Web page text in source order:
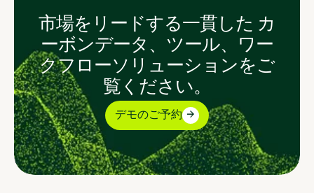
市場をリードする一貫した カ
ーボンデータ、ツール、ワー
クフローソリューションをご
覧ください。
デモのご予約